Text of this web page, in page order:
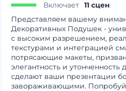
Включает 11 сцен
Представляем вашему
Декоративных Подушек -
с высоким разрешением,
текстурами и интеграцией
потрясающие макеты,
элегантность и
сделают ваши презентации
завораживающими.